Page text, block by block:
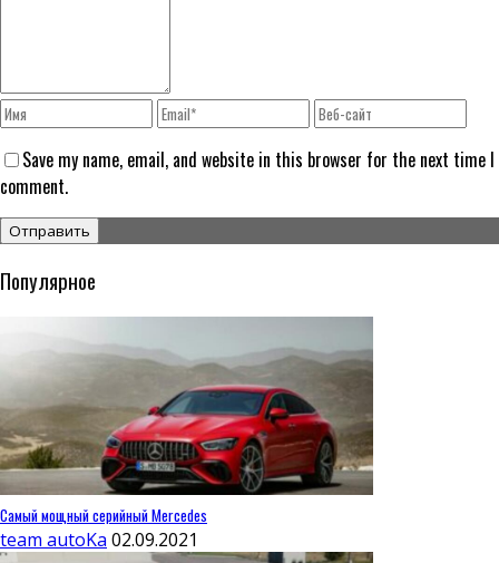
Save my name, email, and website in this browser for the next time I
comment.
Популярное
Самый мощный серийный Mercedes
team autoKa 02.09.2021